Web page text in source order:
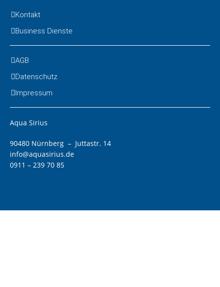
Kontakt
Business Dienste
AGB
Datenschutz
Impressum
Aqua Sirius
90480 Nürnberg – Juttastr. 14
info@aquasirius.de
0911 – 239 70 85